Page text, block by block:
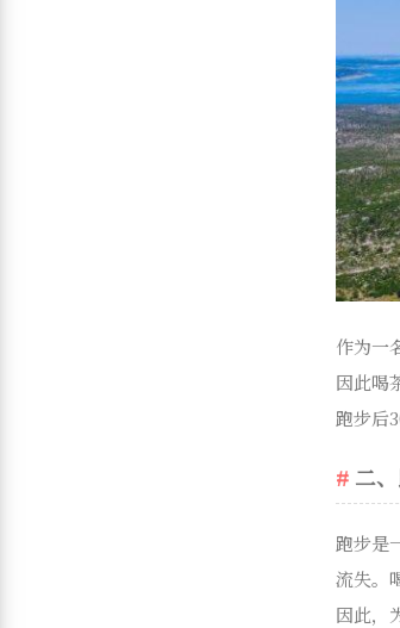
作为一
因此喝
跑步后
二
跑步是
流失。
因此，